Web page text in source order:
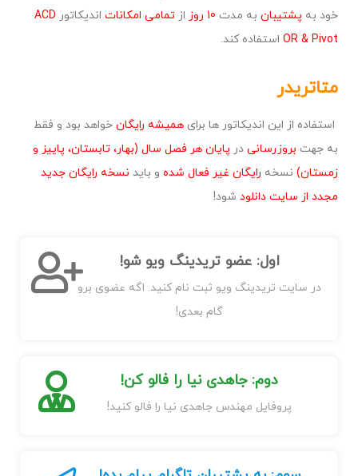
خود به پشتیبان به مدت 10 روز از تمامی امکانات اندیکاتور ACD
OR & Pivot استفاده کند.
متاتریدر
استفاده از این اندیکاتور ها برای همیشه رایگان خواهد بود و فقط
به جهت بروزرسانی در پایان هر فصل سال (بهار، تابستان، پاییز و
زمستان) نسخه رایگان غیر فعال شده و باید نسخه رایگان جدید
مجدد از سایت دانلود شود!
اول: عضو تریدینگ ویو شو!
در سایت تریدینگ ویو ثبت نام کنید. اگه عضوی برو
گام بعدی!
دوم: جاهدی نیا را فالو کن!
پروفایل مهندس جاهدی نیا را فالو کنید!